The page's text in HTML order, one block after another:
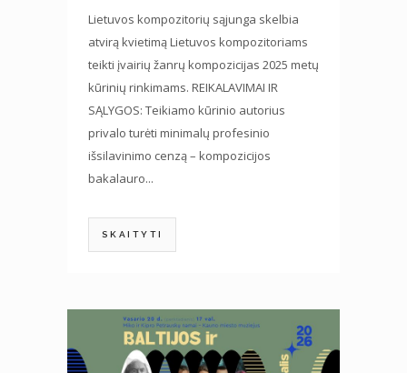
Lietuvos kompozitorių sąjunga skelbia
atvirą kvietimą Lietuvos kompozitoriams
teikti įvairių žanrų kompozicijas 2025 metų
kūrinių rinkimams. REIKALAVIMAI IR
SĄLYGOS: Teikiamo kūrinio autorius
privalo turėti minimalų profesinio
išsilavinimo cenzą – kompozicijos
bakalauro...
SKAITYTI